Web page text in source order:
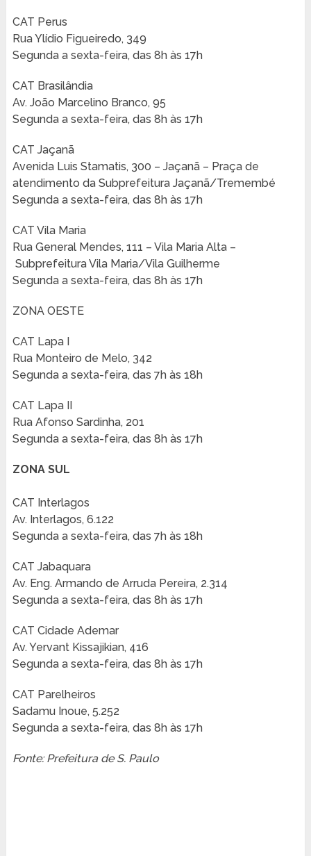
CAT Perus
Rua Ylídio Figueiredo, 349
Segunda a sexta-feira, das 8h às 17h
CAT Brasilândia
Av. João Marcelino Branco, 95
Segunda a sexta-feira, das 8h às 17h
CAT Jaçanã
Avenida Luis Stamatis, 300 – Jaçanã – Praça de
atendimento da Subprefeitura Jaçanã/Tremembé
Segunda a sexta-feira, das 8h às 17h
CAT Vila Maria
Rua General Mendes, 111 – Vila Maria Alta –
Subprefeitura Vila Maria/Vila Guilherme
Segunda a sexta-feira, das 8h às 17h
ZONA OESTE
CAT Lapa I
Rua Monteiro de Melo, 342
Segunda a sexta-feira, das 7h às 18h
CAT Lapa II
Rua Afonso Sardinha, 201
Segunda a sexta-feira, das 8h às 17h
ZONA SUL
CAT Interlagos
Av. Interlagos, 6.122
Segunda a sexta-feira, das 7h às 18h
CAT Jabaquara
Av. Eng. Armando de Arruda Pereira, 2.314
Segunda a sexta-feira, das 8h às 17h
CAT Cidade Ademar
Av. Yervant Kissajikian, 416
Segunda a sexta-feira, das 8h às 17h
CAT Parelheiros
Sadamu Inoue, 5.252
Segunda a sexta-feira, das 8h às 17h
Fonte: Prefeitura de S. Paulo